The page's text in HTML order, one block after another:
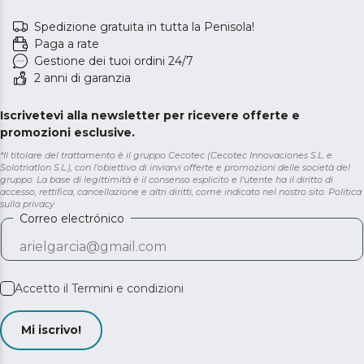
Spedizione gratuita in tutta la Penisola!
Paga a rate
Gestione dei tuoi ordini 24/7
2 anni di garanzia
Iscrivetevi alla newsletter per ricevere offerte e
promozioni esclusive.
*Il titolare del trattamento è il gruppo Cecotec (Cecotec Innovaciones S.L. e
Solotriatlon S.L.), con l'obiettivo di inviarvi offerte e promozioni delle società del
gruppo. La base di legittimità è il consenso esplicito e l'utente ha il diritto di
accesso, rettifica, cancellazione e altri diritti, come indicato nel nostro sito. Politica
sulla privacy
Correo electrónico
Accetto il Termini e condizioni
Mi iscrivo!